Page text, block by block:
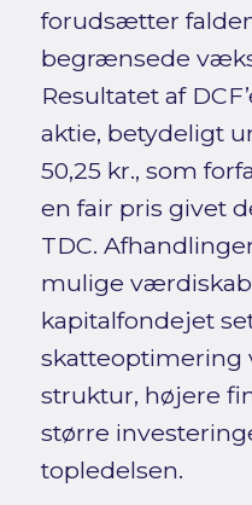
forudsætter
begrænsede
Resultatet af
aktie, betydeligt
50,25 kr., som
en fair pris givet
TDC.
mulige
kapitalfondejet
skatteoptimering
struktur, højere
større
topledelsen.